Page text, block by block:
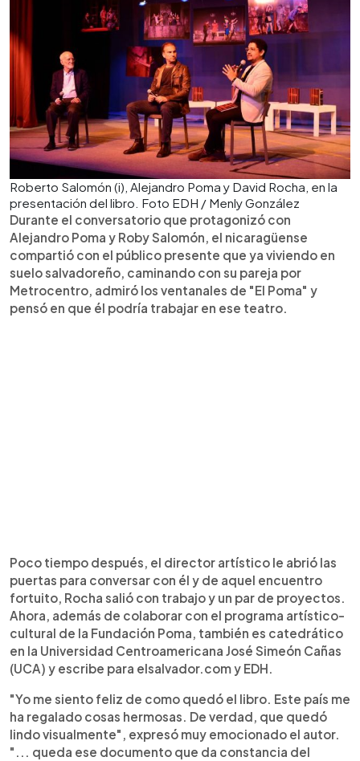
Roberto Salomón (i), Alejandro Poma y David Rocha, en la
presentación del libro. Foto EDH / Menly González
Durante el conversatorio que protagonizó con
Alejandro Poma y Roby Salomón, el nicaragüense
compartió con el público presente que ya viviendo en
suelo salvadoreño, caminando con su pareja por
Metrocentro, admiró los ventanales de "El Poma" y
pensó en que él podría trabajar en ese teatro.
Poco tiempo después, el director artístico le abrió las
puertas para conversar con él y de aquel encuentro
fortuito, Rocha salió con trabajo y un par de proyectos.
Ahora, además de colaborar con el programa artístico-
cultural de la Fundación Poma, también es catedrático
en la Universidad Centroamericana José Simeón Cañas
(UCA) y escribe para elsalvador.com y EDH.
"Yo me siento feliz de como quedó el libro. Este país me
ha regalado cosas hermosas. De verdad, que quedó
lindo visualmente", expresó muy emocionado el autor.
"... queda ese documento que da constancia del